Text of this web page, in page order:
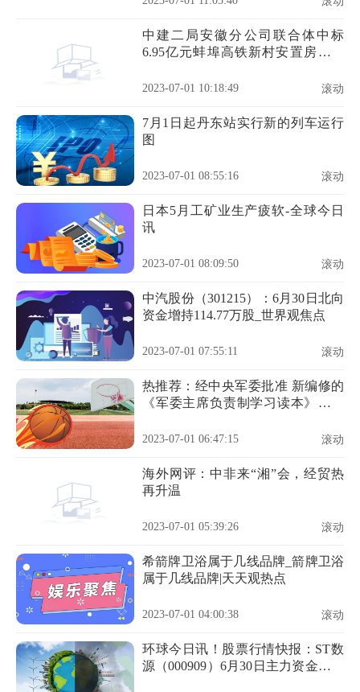
中建二局安徽分公司联合体中标
6.95亿元蚌埠高铁新村安置房项目
2023-07-01 10:18:49 滚动
7月1日起丹东站实行新的列车运行
图
2023-07-01 08:55:16 滚动
日本5月工矿业生产疲软-全球今日
讯
2023-07-01 08:09:50 滚动
中汽股份（301215）：6月30日北向
资金增持114.77万股_世界观焦点
2023-07-01 07:55:11 滚动
热推荐：经中央军委批准 新编修的
《军委主席负责制学习读本》印发
2023-07-01 06:47:15 滚动
海外网评：中非来“湘”会，经贸热
再升温
2023-07-01 05:39:26 滚动
希箭牌卫浴属于几线品牌_箭牌卫浴
属于几线品牌|天天观热点
2023-07-01 04:00:38 滚动
环球今日讯！股票行情快报：ST数
源（000909）6月30日主力资金净卖